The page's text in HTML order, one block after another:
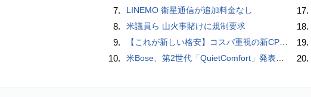
7. LINEMO 衛星通信が追加料金なし
8. 米議員ら 山火事賭けに規制要求
9. 【これが新しい格安】コスパ重視の新CPUを搭載した「 Beelink EQi Wildcat Lake Core 3 304」をレビューします。なんと10G LANも搭載していますよ
10. 米Bose、第2世代「QuietComfort」発表 ノイキャン強化、メガネ着用時の低下を抑制
17.
18.
19.
20.